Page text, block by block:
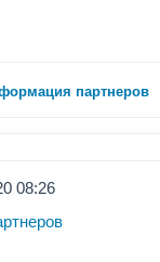
партнеров
08:26